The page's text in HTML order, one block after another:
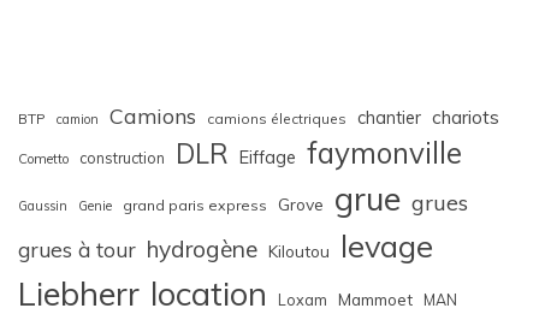
BTP camion Camions camions électriques chantier chariots
Cometto construction DLR Eiffage faymonville
Gaussin Genie grand paris express Grove grue grues
grues à tour hydrogène Kiloutou levage
Liebherr location Loxam Mammoet MAN